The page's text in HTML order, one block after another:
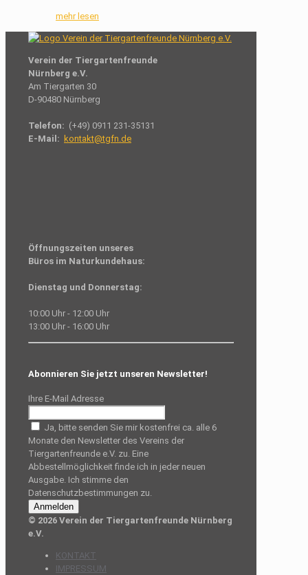
mehr lesen
Verein der Tiergartenfreunde
Nürnberg e.V.
Am Tiergarten 30
D-90480 Nürnberg
Telefon: (+49) 0911 231-35131
E-Mail: kontakt@tgfn.de
Öffnungszeiten unseres
Büros im Naturkundehaus:
Dienstag und Donnerstag:
10:00 Uhr - 12:00 Uhr
13:00 Uhr - 16:00 Uhr
Abonnieren Sie jetzt unseren Newsletter!
Ihre E-Mail Adresse
Ja, bitte senden Sie mir kostenfrei ca. alle 6
Monate den Newsletter des Vereins der
Tiergartenfreunde e.V. zu. Eine
Abbestellmöglichkeit finde ich in jeder neuen
Ausgabe. Ich stimme den
Datenschutzbestimmungen zu.
© 2026 Verein der Tiergartenfreunde Nürnberg
e.V.
KONTAKT
IMPRESSUM